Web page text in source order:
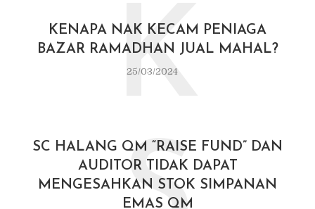
KENAPA NAK KECAM PENIAGA
BAZAR RAMADHAN JUAL MAHAL?
25/03/2024
K
SC HALANG QM “RAISE FUND” DAN
AUDITOR TIDAK DAPAT
MENGESAHKAN STOK SIMPANAN
EMAS QM